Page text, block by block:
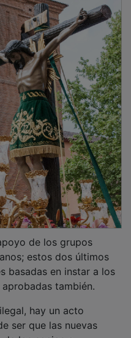
estos dos últimos
en instar a los
también.
ser que las nuevas
de los socios e